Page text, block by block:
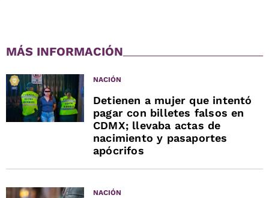
MÁS INFORMACIÓN
NACIÓN
Detienen a mujer que intentó
pagar con billetes falsos en
CDMX; llevaba actas de
nacimiento y pasaportes
apócrifos
NACIÓN